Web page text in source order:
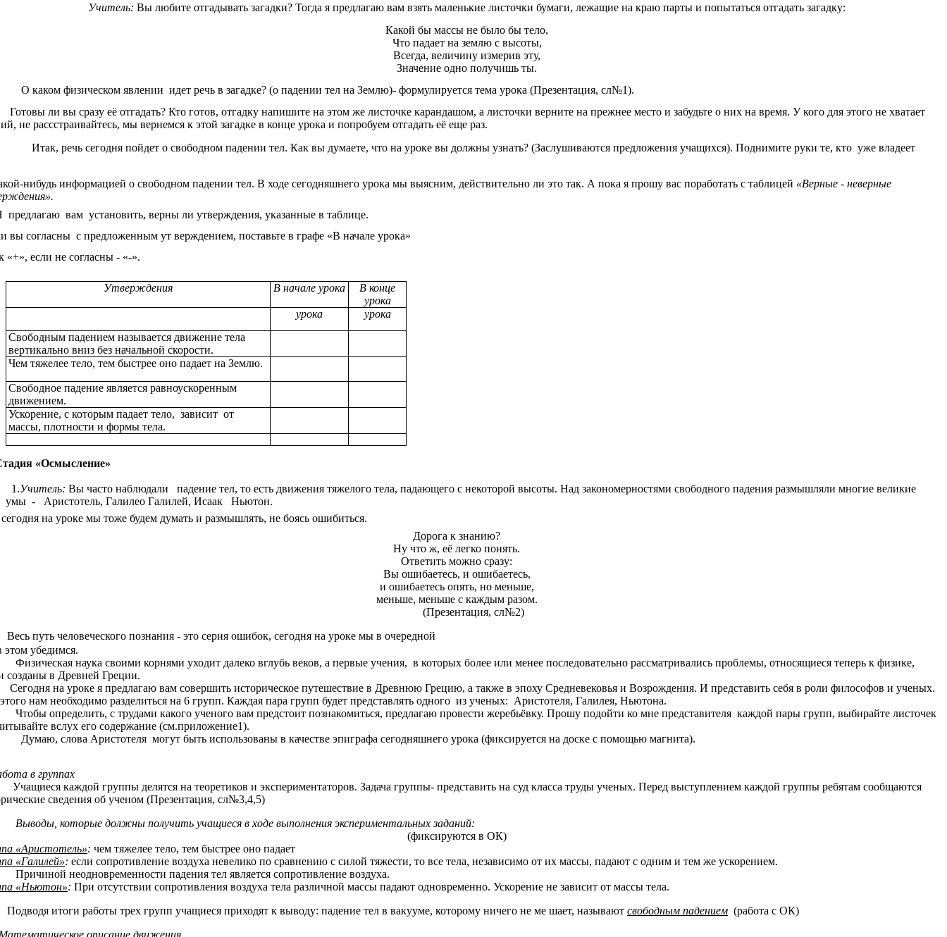
Учитель: Вы любите отгадывать загадки? Тогда я предлагаю вам взять маленькие листочки бумаги, лежащие на краю парты и попытаться отгадать загадку:
Какой бы массы не было бы тело,
Что падает на землю с высоты,
Всегда, величину измерив эту,
Значение одно получишь ты.
физическом явлении идет речь в загадке? (о падении тел на Землю)- формулируется тема урока (Презентация, сл№1).
ли вы сразу её отгадать? Кто готов, отгадку напишите на этом же листочке карандашом, а листочки верните на прежнее место и забудьте о них на время. У кого для этого не хватает
не рассстраивайтесь, мы вернемся к этой загадке в конце урока и попробуем отгадать её еще раз.
речь сегодня пойдет о свободном падении тел. Как вы думаете, что на уроке вы должны узнать? (Заслушиваются предложения учащихся). Поднимите руки те, кто уже владеет
нибудь информацией о свободном падении тел. В ходе сегодняшнего урока мы выясним, действительно ли это так. А пока я прошу вас поработать с таблицей «Верные - неверные
вам установить, верны ли утверждения, указанные в таблице.
вы согласны с предложенным ут верждением, поставьте в графе «В начале урока»
«+», если не согласны - «-».
Утверждения В начале урока
В конце
урока
урока
урока
Свободным падением называется движение тела
вертикально вниз без начальной скорости.
Чем тяжелее тело, тем быстрее оно падает на Землю.
Свободное падение является равноускоренным
движением.
Ускорение, с которым падает тело, зависит от
массы, плотности и формы тела.
«Осмысление»
1.Учитель: Вы часто наблюдали падение тел, то есть движения тяжелого тела, падающего с некоторой высоты. Над закономерностями свободного падения размышляли многие великие
умы - Аристотель, Галилео Галилей, Исаак Ньютон.
на уроке мы тоже будем думать и размышлять, не боясь ошибиться.
Дорога к знанию?
Ну что ж, её легко понять.
Ответить можно сразу:
Вы ошибаетесь, и ошибаетесь,
и ошибаетесь опять, но меньше,
меньше, меньше с каждым разом.
(Презентация, сл№2)
Весь путь человеческого познания - это серия ошибок, сегодня на уроке мы в очередной
этом убедимся.
наука своими корнями уходит далеко вглубь веков, а первые учения, в которых более или менее последовательно рассматривались проблемы, относящиеся теперь к физике,
созданы в Древней Греции.
на уроке я предлагаю вам совершить историческое путешествие в Древнюю Грецию, а также в эпоху Средневековья и Возрождения. И представить себя в роли философов и ученых.
нам необходимо разделиться на 6 групп. Каждая пара групп будет представлять одного из ученых: Аристотеля, Галилея, Ньютона.
определить, с трудами какого ученого вам предстоит познакомиться, предлагаю провести жеребьёвку. Прошу подойти ко мне представителя каждой пары групп, выбирайте листочек
вслух его содержание (см.приложение1).
слова Аристотеля могут быть использованы в качестве эпиграфа сегодняшнего урока (фиксируется на доске с помощью магнита).
в группах
каждой группы делятся на теоретиков и экспериментаторов. Задача группы-представить на суд класса труды ученых. Перед выступлением каждой группы ребятам сообщаются
сведения об ученом (Презентация, сл№3,4,5)
Выводы, которые должны получить учащиеся в ходе выполнения экспериментальных заданий:
(фиксируются в ОК)
«Аристотель»: чем тяжелее тело, тем быстрее оно падает
«Галилей»: если сопротивление воздуха невелико по сравнению с силой тяжести, то все тела, независимо от их массы, падают с одним и тем же ускорением.
неодновременности падения тел является сопротивление воздуха.
«Ньютон»:При отсутствии сопротивления воздуха тела различной массы падают одновременно. Ускорение не зависит от массы тела.
итоги работы трех групп учащиеся приходят к выводу: падение тел в вакууме, которому ничего не ме шает, называютсвободным падением (работа с ОК)
описание движения.